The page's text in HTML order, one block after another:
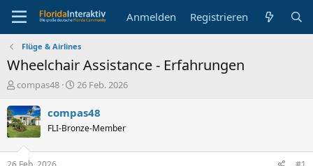
Anmelden Registrieren
Flüge & Airlines
Wheelchair Assistance - Erfahrungen
E
s
t
e
compas48
E
s
e
26 Feb. 2026
compas48
FLI-Bronze-Member